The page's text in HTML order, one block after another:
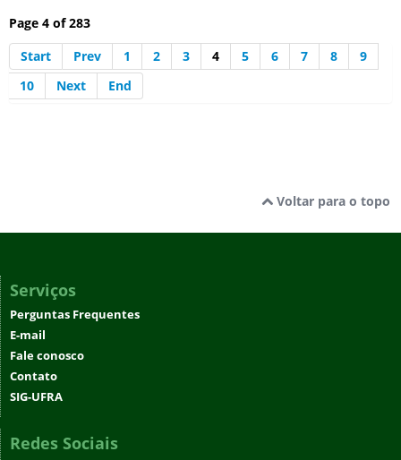
Page 4 of 283
Start
Prev 1 2 3 4 5 6 7 8
9
10
Next End
Voltar para o topo
Serviços
Perguntas Frequentes
E-mail
Fale conosco
Contato
SIG-UFRA
Redes Sociais